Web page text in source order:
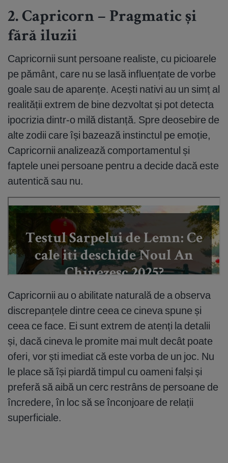
2. Capricorn – Pragmatic și
fără iluzii
Capricornii sunt persoane realiste, cu picioarele
pe pământ, care nu se lasă influențate de vorbe
goale sau de aparențe. Acești nativi au un simț al
realității extrem de bine dezvoltat și pot detecta
ipocrizia dintr-o milă distanță. Spre deosebire de
alte zodii care își bazează instinctul pe emoție,
Capricornii analizează comportamentul și
faptele unei persoane pentru a decide dacă este
autentică sau nu.
Capricornii au o abilitate naturală de a observa
discrepanțele dintre ceea ce cineva spune și
ceea ce face. Ei sunt extrem de atenți la detalii
și, dacă cineva le promite mai mult decât poate
oferi, vor ști imediat că este vorba de un joc. Nu
le place să își piardă timpul cu oameni falși și
preferă să aibă un cerc restrâns de persoane de
încredere, în loc să se înconjoare de relații
superficiale.